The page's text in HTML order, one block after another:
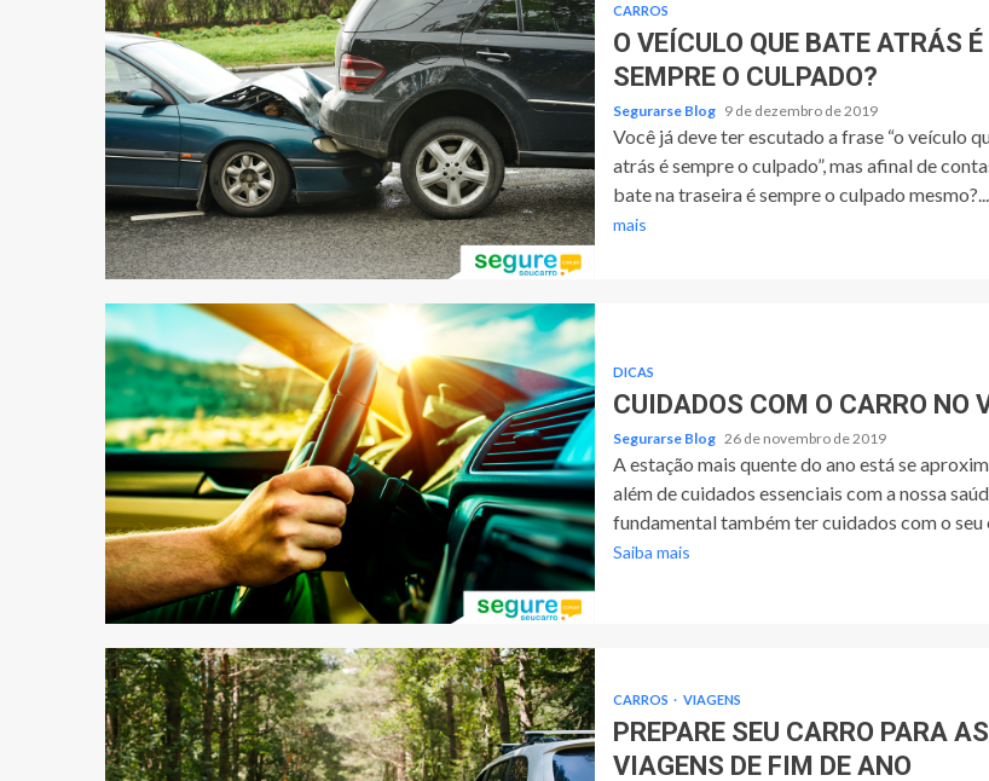
CARROS
O VEÍCULO QUE BATE ATRÁS É
SEMPRE O CULPADO?
Segurarse Blog 9 de dezembro de 2019
Você já deve ter escutado a frase “o veículo
atrás é sempre o culpado”, mas afinal de
bate na traseira é sempre o culpado mesmo?...
mais
DICAS
CUIDADOS COM O CARRO NO
Segurarse Blog 26 de novembro de 2019
A estação mais quente do ano está se
além de cuidados essenciais com a nossa
fundamental também ter cuidados com o seu
Saiba mais
CARROS VIAGENS
PREPARE SEU CARRO PARA AS
VIAGENS DE FIM DE ANO